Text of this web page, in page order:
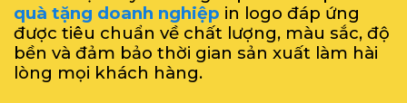
quà tặng doanh nghiệp in logo đáp ứng
được tiêu chuẩn về chất lượng, màu sắc, độ
bền và đảm bảo thời gian sản xuất làm hài
lòng mọi khách hàng.